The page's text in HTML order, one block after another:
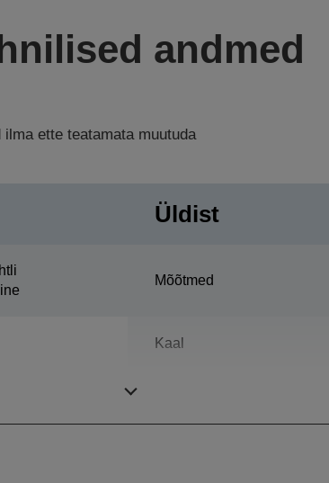
andmed
ette teatamata muutuda
Üldist
Mõõtmed
Kaal